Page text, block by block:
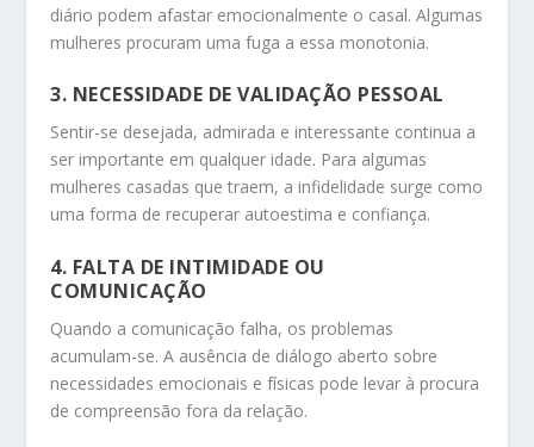
diário podem afastar emocionalmente o casal. Algumas
mulheres procuram uma fuga a essa monotonia.
3. NECESSIDADE DE VALIDAÇÃO PESSOAL
Sentir-se desejada, admirada e interessante continua a
ser importante em qualquer idade. Para algumas
mulheres casadas que traem, a infidelidade surge como
uma forma de recuperar autoestima e confiança.
4. FALTA DE INTIMIDADE OU
COMUNICAÇÃO
Quando a comunicação falha, os problemas
acumulam-se. A ausência de diálogo aberto sobre
necessidades emocionais e físicas pode levar à procura
de compreensão fora da relação.